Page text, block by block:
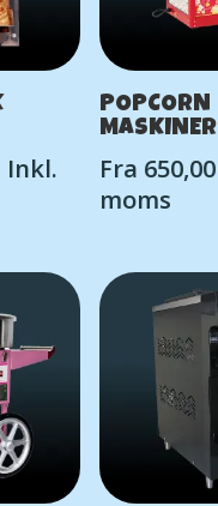
Inkl.
POPCORN
MASKINER
Fra 650,00
moms